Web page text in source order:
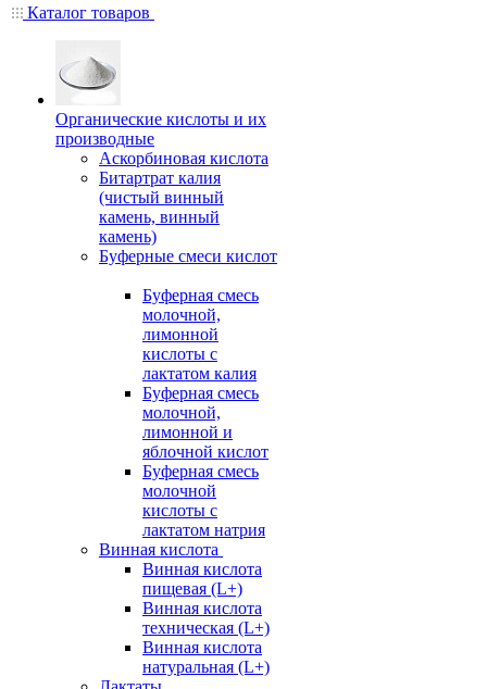
Каталог товаров
Органические кислоты и их
производные
Аскорбиновая кислота
Битартрат калия
(чистый винный
камень, винный
камень)
Буферные смеси кислот
Буферная смесь
молочной,
лимонной
кислоты с
лактатом калия
Буферная смесь
молочной,
лимонной и
яблочной кислот
Буферная смесь
молочной
кислоты с
лактатом натрия
Винная кислота
Винная кислота
пищевая (L+)
Винная кислота
техническая (L+)
Винная кислота
натуральная (L+)